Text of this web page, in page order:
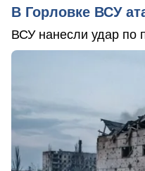
В Горловке ВСУ
ВСУ нанесли удар по